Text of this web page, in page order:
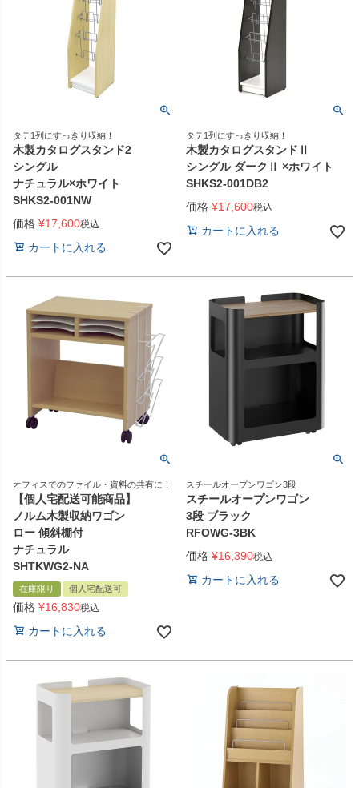
タテ1列にすっきり収納！
木製カタログスタンド2
シングル
ナチュラル×ホワイト
SHKS2-001NW
価格 ¥17,600税込
カートに入れる
タテ1列にすっきり収納！
木製カタログスタンドⅡ
シングル ダークⅡ ×ホワイト
SHKS2-001DB2
価格 ¥17,600税込
カートに入れる
オフィスでのファイル・資料の共有に！
【個人宅配送可能商品】
ノルム木製収納ワゴン
ロー 傾斜棚付
ナチュラル
SHTKWG2-NA
在庫限り 個人宅配送可
価格 ¥16,830税込
カートに入れる
スチールオープンワゴン3段
スチールオープンワゴン
3段 ブラック
RFOWG-3BK
価格 ¥16,390税込
カートに入れる